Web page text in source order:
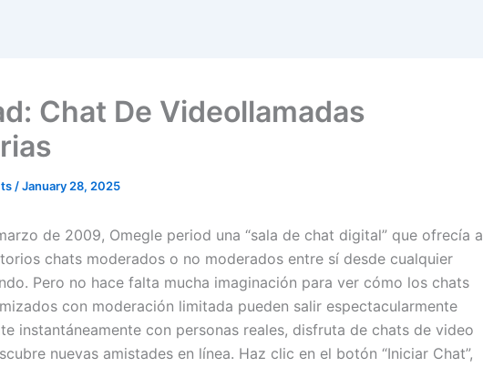
Chat De Videollamadas
/January 28, 2025
de 2009, Omegle period una “sala de chat digital” que ofrecía a
chats moderados o no moderados entre sí desde cualquier
Pero no hace falta mucha imaginación para ver cómo los chats
con moderación limitada pueden salir espectacularmente
instantáneamente con personas reales, disfruta de chats de video
nuevas amistades en línea. Haz clic en el botón “Iniciar Chat”,